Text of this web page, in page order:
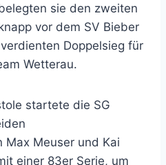
sie den zweiten
vor dem SV Bieber
Doppelsieg für
Wetterau.
startete die SG
Max Meuser und Kai
einer 83er Serie, um